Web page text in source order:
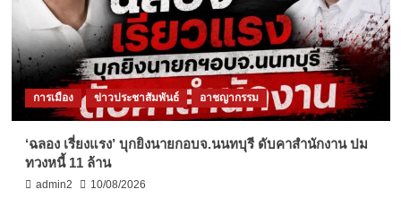
การเมือง ข่าวประชาสัมพันธ์ อาชญากรรม
‘ฉลอง เรี่ยงแรง’ บุกยิงนายกอบจ.นนทบุรี ดับคาสำนักงาน ปม
ทวงหนี้ 11 ล้าน
admin2 10/08/2026